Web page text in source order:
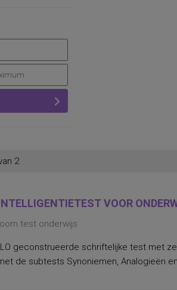
2
VOOR
test onderwijs
geconstrueerde schriftelijke test met
de subtests Synoniemen, Analogieën